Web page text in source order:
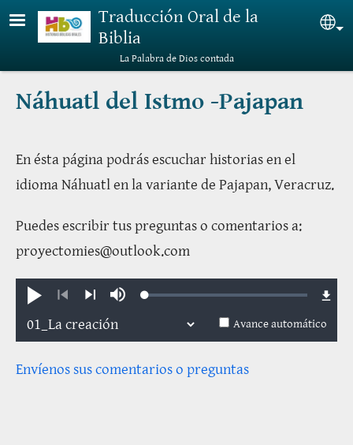
Pasar al contenido principalTraducción Oral de la
Biblia
La Palabra de Dios contada
Náhuatl del Istmo -Pajapan
En ésta página podrás escuchar historias en el
idioma Náhuatl en la variante de Pajapan, Veracruz.
Puedes escribir tus preguntas o comentarios a:
proyectomies@outlook.com
Reproducir
Siguiente
SilenciarLoaded:
Avance automático
Envíenos sus comentarios o preguntas